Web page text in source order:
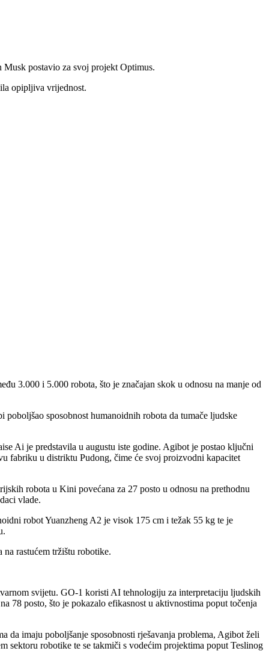
postavio za svoj projekt Optimus.
opipljiva vrijednost.
3.000 i 5.000 robota, što je značajan skok u odnosu na manje od
sposobnost humanoidnih robota da tumače ljudske
Ai je predstavila u augustu iste godine. Agibot je postao ključni
fabriku u distriktu Pudong, čime će svoj proizvodni kapacitet
robota u Kini povećana za 27 posto u odnosu na prethodnu
vlade.
robot Yuanzheng A2 je visok 175 cm i težak 55 kg te je
rastućem tržištu robotike.
svijetu. GO-1 koristi AI tehnologiju za interpretaciju ljudskih
78 posto, što je pokazalo efikasnost u aktivnostima poput točenja
imaju poboljšanje sposobnosti rješavanja problema, Agibot želi
sektoru robotike te se takmiči s vodećim projektima poput Teslinog